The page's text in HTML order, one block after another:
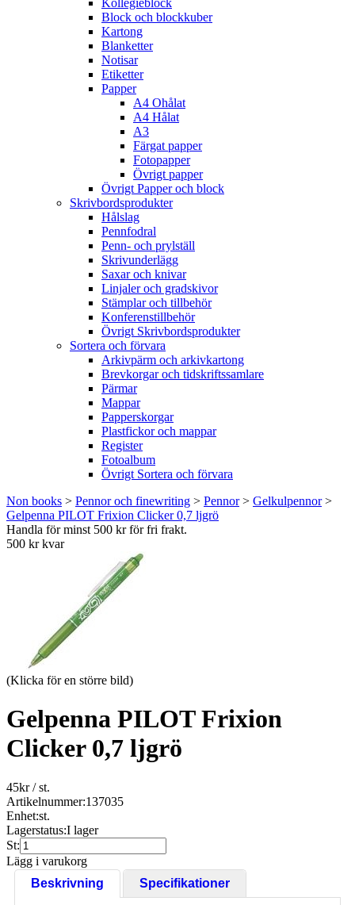
Kollegieblock
Block och blockkuber
Kartong
Blanketter
Notisar
Etiketter
Papper
A4 Ohålat
A4 Hålat
A3
Färgat papper
Fotopapper
Övrigt papper
Övrigt Papper och block
Skrivbordsprodukter
Hålslag
Pennfodral
Penn- och prylställ
Skrivunderlägg
Saxar och knivar
Linjaler och gradskivor
Stämplar och tillbehör
Konferenstillbehör
Övrigt Skrivbordsprodukter
Sortera och förvara
Arkivpärm och arkivkartong
Brevkorgar och tidskriftssamlare
Pärmar
Mappar
Papperskorgar
Plastfickor och mappar
Register
Fotoalbum
Övrigt Sortera och förvara
Non books > Pennor och finewriting > Pennor> Gelkulpennor>
Gelpenna PILOT Frixion Clicker 0,7 ljgrö
Handla för minst 500 kr för fri frakt.
500 kr kvar
(Klicka för en större bild)
Gelpenna PILOT Frixion
Clicker 0,7 ljgrö
45kr/ st.
Artikelnummer:137035
Enhet:st.
Lagerstatus:I lager
St:
Lägg i varukorg
Beskrivning
Specifikationer